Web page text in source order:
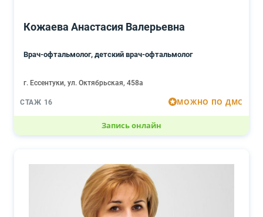
Кожаева Анастасия Валерьевна
Врач-офтальмолог, детский врач-офтальмолог
г. Ессентуки, ул. Октябрьская, 458а
СТАЖ 16 МОЖНО ПО ДМС
Запись онлайн